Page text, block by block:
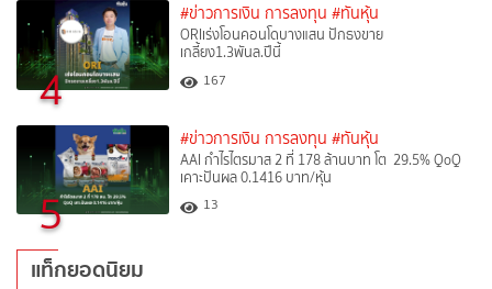
4
#ข่าวการเงิน การลงทุน #ทันหุ้น
ORIเร่งโอนคอนโดบางแสน ปักธงขาย
เกลี้ยง1.3พันล.ปีนี้
167
5
#ข่าวการเงิน การลงทุน #ทันหุ้น
AAI กำไรไตรมาส 2 ที่ 178 ล้านบาท โต 29.5% QoQ
เคาะปันผล 0.1416 บาท/หุ้น
13
แท็กยอดนิยม